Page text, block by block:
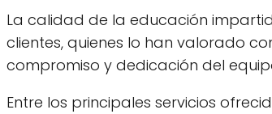
La calidad de la educación
clientes, quienes lo han valorado
compromiso y dedicación del
Entre los principales servicios